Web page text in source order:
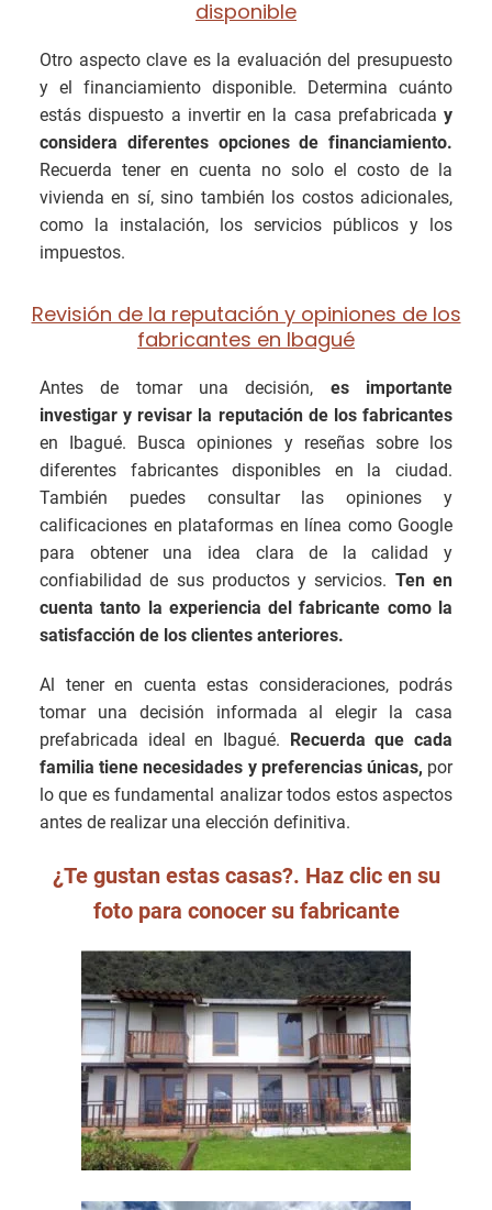
disponible
Otro aspecto clave es la evaluación del presupuesto
y el financiamiento disponible. Determina cuánto
estás dispuesto a invertir en la casa prefabricada y
considera diferentes opciones de financiamiento.
Recuerda tener en cuenta no solo el costo de la
vivienda en sí, sino también los costos adicionales,
como la instalación, los servicios públicos y los
impuestos.
Revisión de la reputación y opiniones de los
fabricantes en Ibagué
Antes de tomar una decisión, es importante
investigar y revisar la reputación de los fabricantes
en Ibagué. Busca opiniones y reseñas sobre los
diferentes fabricantes disponibles en la ciudad.
También puedes consultar las opiniones y
calificaciones en plataformas en línea como Google
para obtener una idea clara de la calidad y
confiabilidad de sus productos y servicios. Ten en
cuenta tanto la experiencia del fabricante como la
satisfacción de los clientes anteriores.
Al tener en cuenta estas consideraciones, podrás
tomar una decisión informada al elegir la casa
prefabricada ideal en Ibagué.
Recuerda que cada
familia tiene necesidades y preferencias únicas, por
lo que es fundamental analizar todos estos aspectos
antes de realizar una elección definitiva.
¿Te gustan estas casas?. Haz clic en su
foto para conocer su fabricante